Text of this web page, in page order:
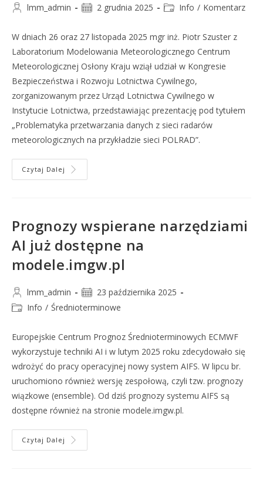
lmm_admin 2 grudnia 2025 Info / Komentarz
W dniach 26 oraz 27 listopada 2025 mgr inż. Piotr Szuster z
Laboratorium Modelowania Meteorologicznego Centrum
Meteorologicznej Osłony Kraju wziął udział w Kongresie
Bezpieczeństwa i Rozwoju Lotnictwa Cywilnego,
zorganizowanym przez Urząd Lotnictwa Cywilnego w
Instytucie Lotnictwa, przedstawiając prezentację pod tytułem
„Problematyka przetwarzania danych z sieci radarów
meteorologicznych na przykładzie sieci POLRAD”.
Czytaj Dalej
Prognozy wspierane narzędziami
AI już dostępne na
modele.imgw.pl
lmm_admin
23 października 2025
Info / Średnioterminowe
Europejskie Centrum Prognoz Średnioterminowych ECMWF
wykorzystuje techniki AI i w lutym 2025 roku zdecydowało się
wdrożyć do pracy operacyjnej nowy system AIFS. W lipcu br.
uruchomiono również wersję zespołową, czyli tzw. prognozy
wiązkowe (ensemble). Od dziś prognozy systemu AIFS są
dostępne również na stronie modele.imgw.pl.
Czytaj Dalej